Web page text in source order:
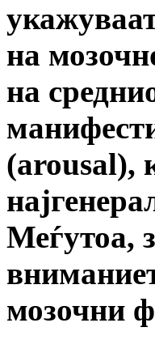
на
на
(arousal),
Меѓутоа,
мозочни